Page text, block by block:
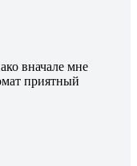
вначале мне
приятный